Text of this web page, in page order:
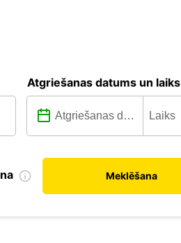
Atgriešanas datums un laiks
Meklēšana